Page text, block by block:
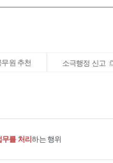
원 추천 소극행정 신고
를 처리하는 행위